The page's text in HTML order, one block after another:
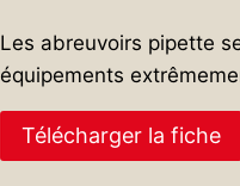
Les abreuvoirs pipette
équipements
Télécharger la fiche